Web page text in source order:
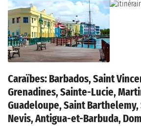
Caraïbes: Barbados, Saint
Grenadines, Sainte-Lucie,
Guadeloupe, Saint
Nevis, Antigua-et-Barbuda,